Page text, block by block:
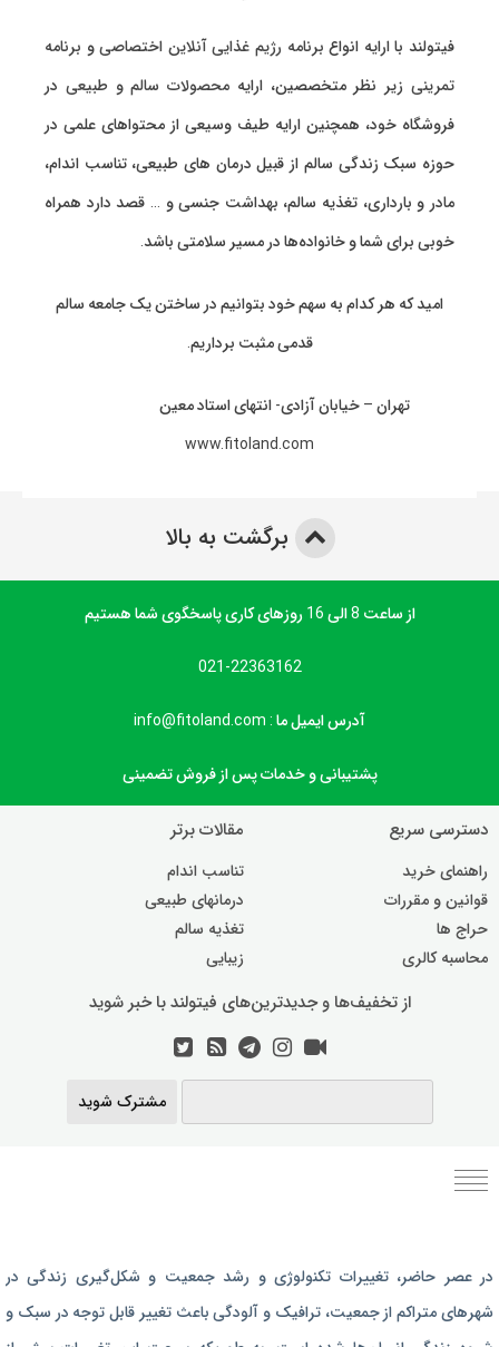
فیتولند با ارایه انواع برنامه رژیم غذایی آنلاین اختصاصیو برنامه
تمرینیزیر نظر متخصصین، ارایه محصولات سالم و طبیعی در
فروشگاه خود، همچنین ارایه طیف وسیعی از محتواهای علمی در
حوزه سبک زندگی سالم از قبیل درمان های طبیعی، تناسب اندام،
مادر و بارداری، تغذیه سالم، بهداشت جنسی و … قصد دارد همراه
خوبی برای شما و خانواده‌ها در مسیر سلامتی باشد.
امید که هر کدام به سهم خود بتوانیم در ساختن یک جامعه سالم
قدمی مثبت برداریم.
تهران – خیابان آزادی- انتهای استاد معین
www.fitoland.com
برگشت به بالا
از ساعت 8 الی 16 روزهای کاری پاسخگوی شما هستیم
021-22363162
آدرس ایمیل ما : info@fitoland.com
پشتیبانی و خدمات پس از فروش تضمینی
دسترسی سریع
راهنمای خرید
قوانین و مقررات
حراج ها
محاسبه کالری
مقالات برتر
تناسب اندام
درمانهای طبیعی
تغذیه سالم
زیبایی
از تخفیف‌ها و جدیدترین‌های فیتولند با خبر شوید
مشترک شوید
رژیم غذایی بارداری
برنامه رژیم درمانی
در عصر حاضر،‌ تغییرات تکنولوژی و رشد جمعیت و شکل‌گیری زندگی‌ در
شهرهای متراکم از جمعیت، ترافیک و آلودگی باعث تغییر قابل توجه در سبک و